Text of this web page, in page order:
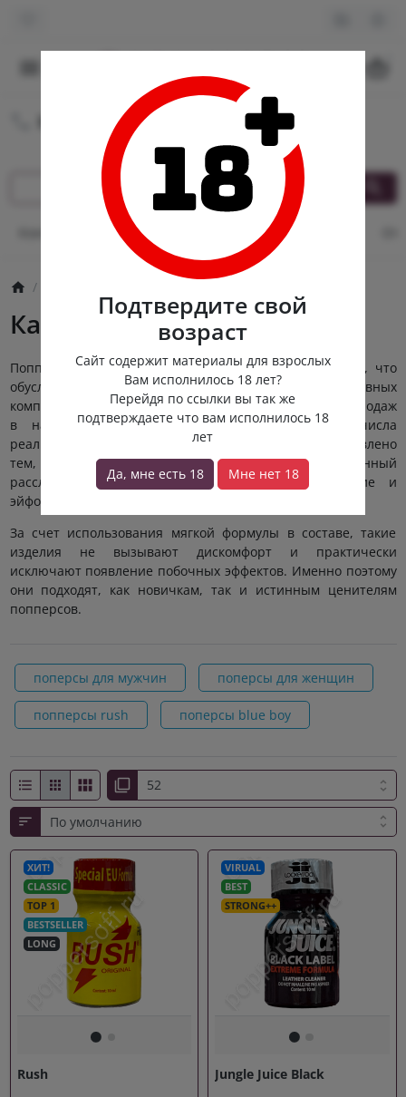
Подтвердите свой
возраст
Сайт содержит материалы для взрослых
Вам исполнилось 18 лет?
Перейдя по ссылки вы так же
подтверждаете что вам исполнилось 18
лет
Да, мне есть 18 Мне нет 18
8 (980) 222-88-55
Круглосуточная доставка
Оплата и доставка Кэшбек
Канадские попперсы
Попперсы из Канады отличаются высоким качеством, что
обусловлено содержанием большого количества активных
компонентов в составе и видимым эффектом. Объем продаж
в нашей стране составляет 70% от общего числа
реализуемых изделий данной категории. Это обусловлено
тем, что канадские попперсы оказывают постепенный
расслабляющий эффект, отвечают за удовольствие и
эйфорию.
За счет использования мягкой формулы в составе, такие
изделия не вызывают дискомфорт и практически
исключают появление побочных эффектов. Именно поэтому
они подходят, как новичкам, так и истинным ценителям
попперсов.
поперсы для мужчин поперсы для женщин
попперсы rush поперсы blue boy
ХИТ!
CLASSIC
TOP 1
BESTSELLER
LONG
Rush
VIRUAL
BEST
STRONG++
Jungle Juice Black